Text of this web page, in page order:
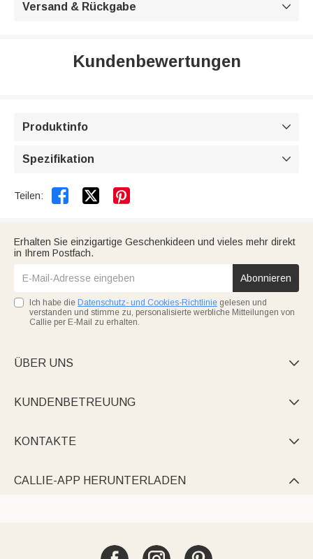
Versand & Rückgabe 
Kundenbewertungen
Produktinfo 
Spezifikation 
Teilen:  
Erhalten Sie einzigartige Geschenkideen und vieles mehr direkt
in Ihrem Postfach.
Abonnieren
Ich habe die Datenschutz- und Cookies-Richtlinie gelesen und
verstanden und stimme zu, personalisierte werbliche Mitteilungen von
Callie per E-Mail zu erhalten.
ÜBER UNS 
KUNDENBETREUUNG 
KONTAKTE 
CALLIE-APP HERUNTERLADEN 